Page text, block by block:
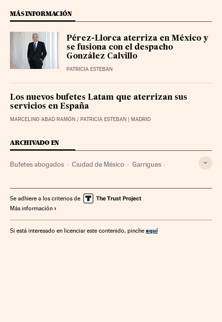
MÁS INFORMACIÓN
Pérez-Llorca aterriza en México y
se fusiona con el despacho
González Calvillo
PATRICIA ESTEBAN
Los nuevos bufetes Latam que aterrizan sus
servicios en España
MARCELINO ABAD RAMÓN / PATRICIA ESTEBAN | MADRID
ARCHIVADO EN
Bufetes abogados Ciudad de México Garrigues
Se adhiere a los criterios de
Más información
Si está interesado en licenciar este contenido, pinche aquí